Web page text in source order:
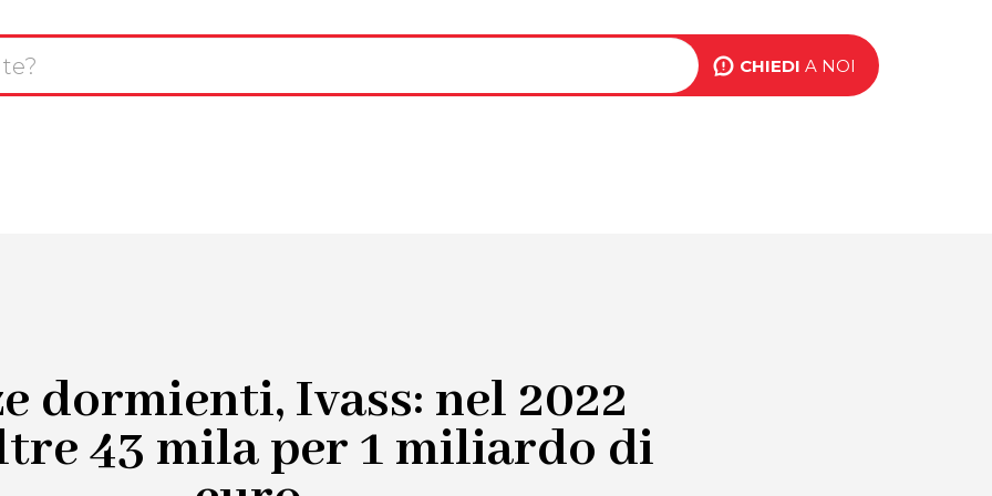
Top
Right
CHI SIAMO EVENTI CONTATTI
CHIEDI A NOI
dormienti, Ivass: nel 2022
43 mila per 1 miliardo di